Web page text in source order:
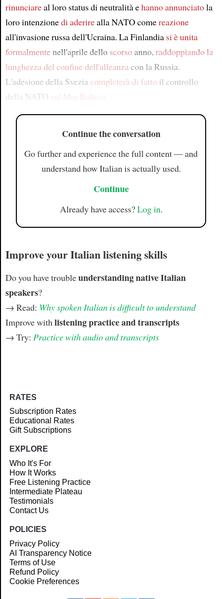
rinunciareal loro status di neutralità ehanno annunciatola
loro intenzionedi aderirealla NATO comereazione
all'invasione russa dell'Ucraina. La Finlandia si è unita
formalmentenell'aprile dello scorsoanno, raddoppiando la
lunghezza del confine dell'alleanza con la Russia.
L'adesione della Svezia completerà di fatto il controllo
della NATO sul Mar Baltico
Continue the conversation
Go further and experience the full content — and
understand how Italian is actually used.
Continue
Already have access?Log in.
Improve your Italian listening skills
Do you have troubleunderstanding native Italian
speakers?
→ Read: Why spoken Italian is difficult to understand
Improve withlistening practice and transcripts
→ Try: Practice with audio and transcripts
RATES
Subscription Rates
Educational Rates
Gift Subscriptions
EXPLORE
Who It's For
How It Works
Free Listening Practice
Intermediate Plateau
Testimonials
Contact Us
POLICIES
Privacy Policy
AI Transparency Notice
Terms of Use
Refund Policy
Cookie Preferences